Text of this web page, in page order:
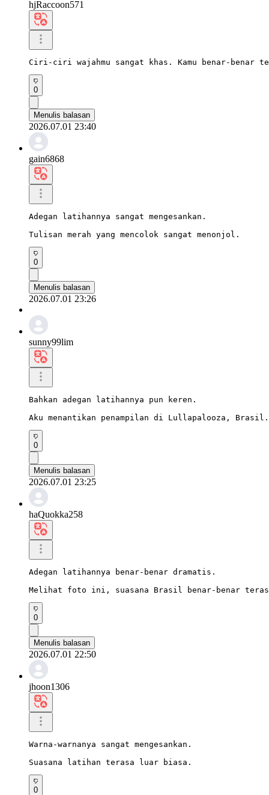
hjRaccoon571
Ciri-ciri wajahmu sangat khas. Kamu benar-
0
Menulis balasan
2026.07.01 23:40
gain6868
Adegan latihannya sangat mengesankan.
Tulisan merah yang mencolok sangat menonjol.
0
Menulis balasan
2026.07.01 23:26
sunny99lim
Bahkan adegan latihannya pun keren.
Aku menantikan penampilan di Lullapalooza, Brasil.
0
Menulis balasan
2026.07.01 23:25
haQuokka258
Adegan latihannya benar-benar dramatis.
Melihat foto ini, suasana Brasil benar-benar
0
Menulis balasan
2026.07.01 22:50
jhoon1306
Warna-warnanya sangat mengesankan.
Suasana latihan terasa luar biasa.
0